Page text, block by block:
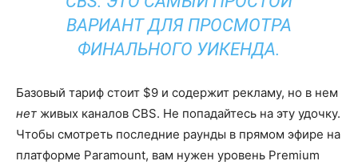
ВАРИАНТ ДЛЯ ПРОСМОТРА
ФИНАЛЬНОГО УИКЕНДА.
Базовый тариф стоит $9 и содержит рекламу, но в нем
нет живых каналов CBS. Не попадайтесь на эту удочку.
Чтобы смотреть последние раунды в прямом эфире на
платформе Paramount, вам нужен уровень Premium